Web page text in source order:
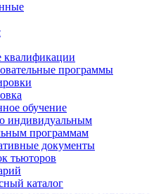
программы
обучение
индивидуальным
программам
документы
тьюторов
каталог